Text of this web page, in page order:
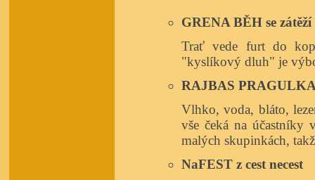
GRENA BĚH se
Trať vede furt do
"kyslíkový dluh" je
RAJBAS
Vlhko, voda, bláto,
vše čeká na účastníky
malých skupinkách,
NaFEST z cest necest